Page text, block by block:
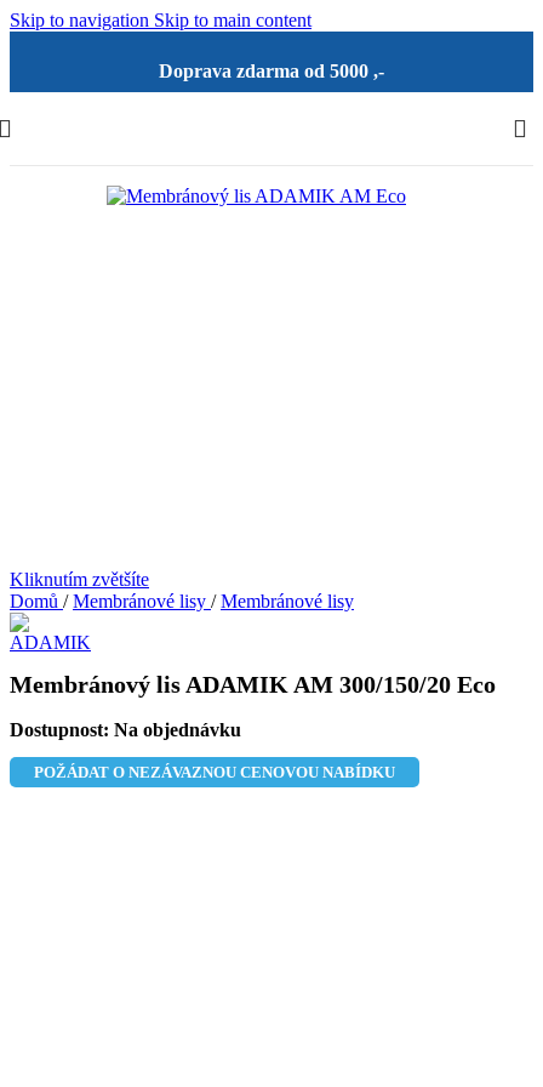
Skip to navigation Skip to main content
Doprava zdarma od 5000 ,-
Kliknutím zvětšíte
Domů / Membránové lisy / Membránové lisy
Membránový lis ADAMIK AM 300/150/20 Eco
Dostupnost: Na objednávku
POŽÁDAT O NEZÁVAZNOU CENOVOU NABÍDKU